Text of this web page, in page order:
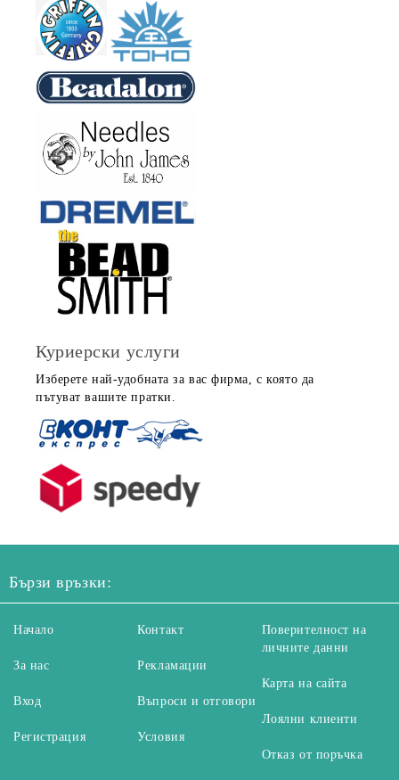
Куриерски услуги
Изберете най-удобната за вас фирма, с която да
пътуват вашите пратки.
Бързи връзки:
Начало
За нас
Вход
Регистрация
Контакт
Рекламации
Въпроси и отговори
Условия
Поверителност на
личните данни
Карта на сайта
Лоялни клиенти
Отказ от поръчка